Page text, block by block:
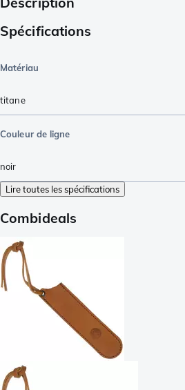
Spécifications
Matériau
titane
Couleur de ligne
noir
Lire toutes les spécifications
Combideals